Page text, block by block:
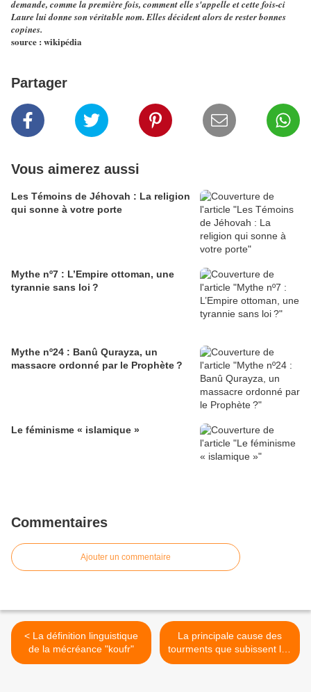
demande, comme la première fois, comment elle s'appelle et cette fois-ci
Laure lui donne son véritable nom. Elles décident alors de rester bonnes
copines.
source : wikipédia
Partager
Vous aimerez aussi
Les Témoins de Jéhovah : La religion
qui sonne à votre porte
Mythe nº7 : L’Empire ottoman, une
tyrannie sans loi ?
Mythe nº24 : Banû Qurayza, un
massacre ordonné par le Prophète ?
Le féminisme « islamique »
Commentaires
Ajouter un commentaire
< La définition linguistique
de la mécréance "koufr"
La principale cause des
tourments que subissent les
musulmans ! >